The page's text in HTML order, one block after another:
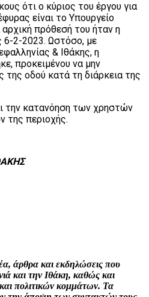
ότι ο κύριος του έργου για
είναι το Υπουργείο
πρόθεσή του ήταν η
6-2-2023. Ωστόσο, με
& Ιθάκης, η
προκειμένου να μην
της οδού κατά τη διάρκεια της
την κατανόηση των χρηστών
της περιοχής.
άρθρα και εκδηλώσεις που
και την Ιθάκη, καθώς και
πολιτικών κομμάτων. Τα